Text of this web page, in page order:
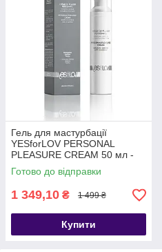
Гель для мастурбації
YESforLOV PERSONAL
PLEASURE CREAM 50 мл -
SX4545
Готово до відправки
1 349,10 ₴ 1 499 ₴
Купити